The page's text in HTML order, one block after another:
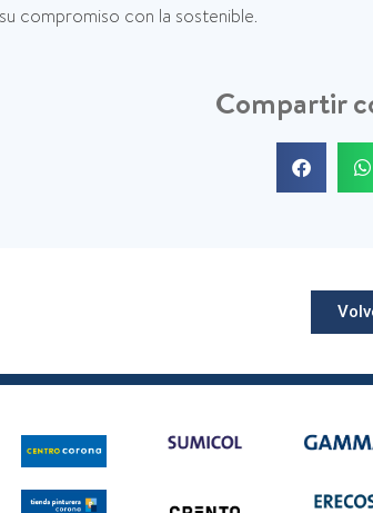
compromiso con la sostenible.
Compartir